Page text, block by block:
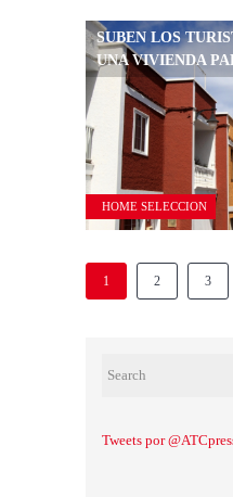
HOME SELECCION
SUBEN LOS
UNA VIVIENDA
1 2 3
Tweets por